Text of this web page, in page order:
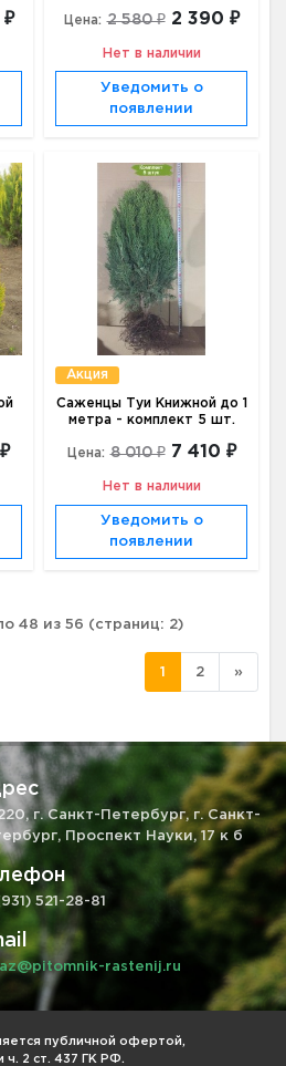
₽ Цена: 2 580 ₽ 2 390 ₽
Нет в наличии
Уведомить о
появлении
Акция
Саженцы Туи Книжной до 1
метра - комплект 5 шт.
Цена: 8 010 ₽ 7 410 ₽
Нет в наличии
Уведомить о
появлении
48 из 56 (страниц: 2)
1 2 »
г. Санкт-Петербург, г. Санкт-
Проспект Науки, 17 к б
521-28-81
rastenij.ru
публичной офертой,
2 ст. 437 ГК РФ.